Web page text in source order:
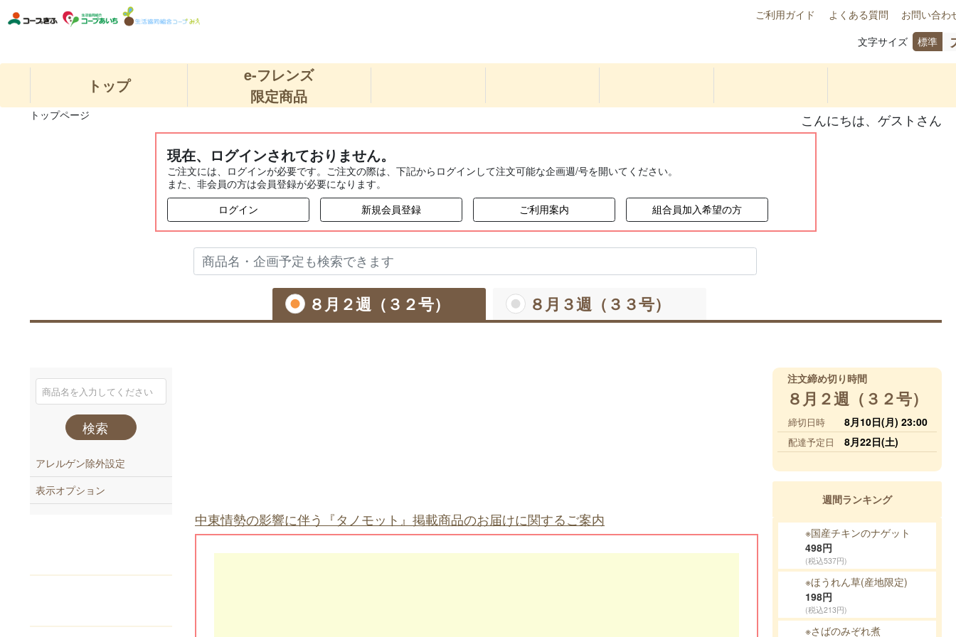
ご利用ガイド よくある質問
お問い合わせ
文字サイズ
標準
トップ
e-フレンズ
限定商品
トップページ こんにちは、ゲストさん
現在、ログインされておりません。
ご注文には、ログインが必要です。ご注文の際は、下記からログインして注文可能な企画週/号を開いてください。
また、非会員の方は会員登録が必要になります。
ログイン
新規会員登録 ご利用案内 組合員加入希望の方
８月２週（３２号） ８月３週（３３号）
検索
アレルゲン除外設定
表示オプション
注文締め切り時間
８月２週（３２号）
締切日時 8月10日(月) 23:00
配達予定日 8月22日(土)
週間ランキング
※国産チキンのナゲット
498円
(税込537円)
※ほうれん草(産地限定)
198円
(税込213円)
※さばのみぞれ煮
中東情勢の影響に伴う『タノモット』掲載商品のお届けに関するご案内